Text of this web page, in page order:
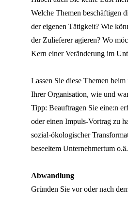
Welche Themen beschäftigen
der eigenen Tätigkeit? Wie
der Zulieferer agieren? Wo
Kern einer Veränderung im
Lassen Sie diese Themen
Ihrer Organisation, wie und
Tipp: Beauftragen Sie eine:n
oder einen Impuls-Vortrag zu
sozial-ökologischer
beseeltem Unternehmertum
Abwandlung
Gründen Sie vor oder nach